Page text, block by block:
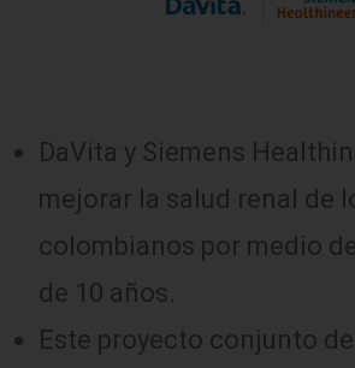
DaVita y Siemens
mejorar la salud renal de
colombianos por medio
de 10 años.
Este proyecto conjunto de